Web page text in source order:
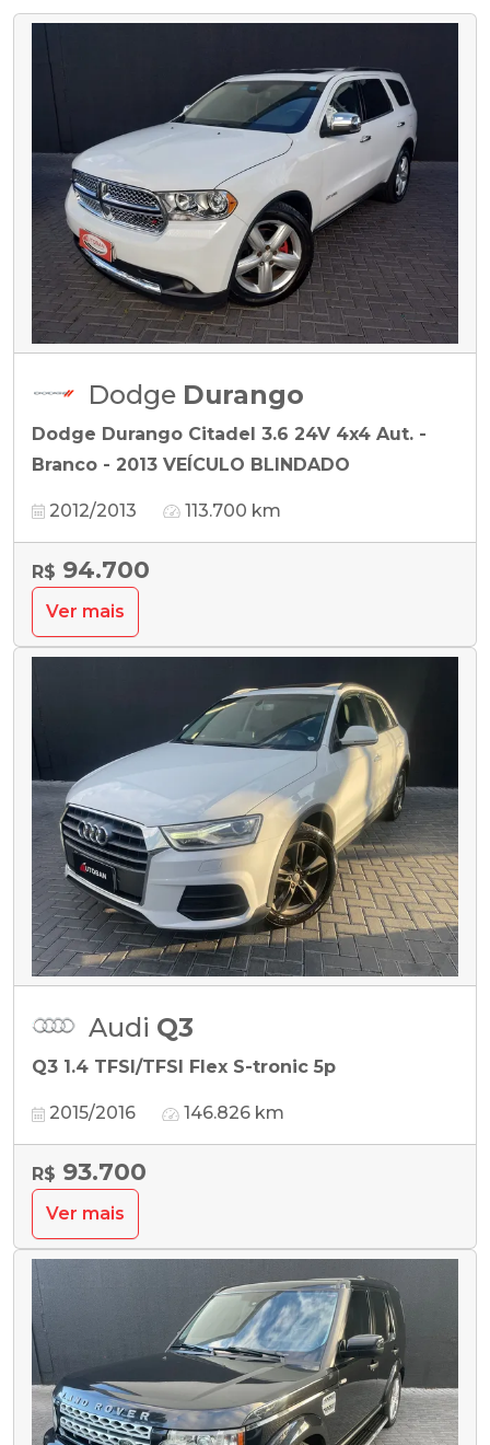
Dodge Durango
Dodge Durango Citadel 3.6 24V 4x4 Aut. -
Branco - 2013 VEÍCULO BLINDADO
2012/2013 113.700 km
R$ 94.700
Ver mais
Audi Q3
Q3 1.4 TFSI/TFSI Flex S-tronic 5p
2015/2016 146.826 km
R$ 93.700
Ver mais